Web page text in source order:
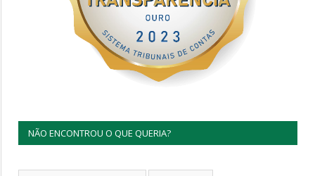
NÃO ENCONTROU O QUE QUERIA?